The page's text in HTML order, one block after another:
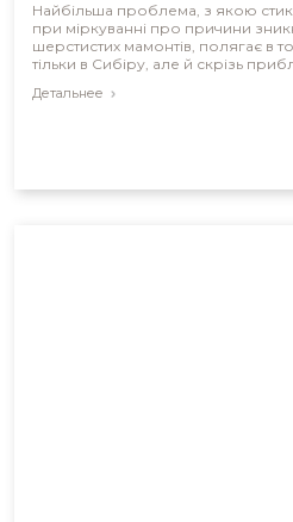
Найбільша проблема, з якою
при міркуванні про причини
шерстистих мамонтів, полягає в
тільки в Сибіру, але й скрізь
Детальнее